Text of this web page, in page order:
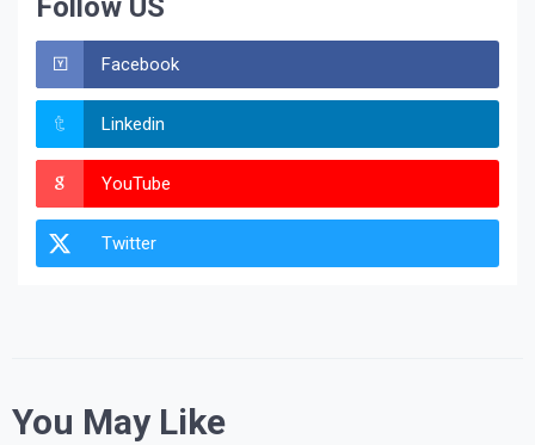
Follow US
Facebook
Linkedin
YouTube
Twitter
You May Like